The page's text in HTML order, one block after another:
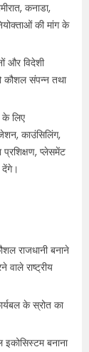
कनाडा,
की मांग के
और विदेशी
कौशल संपन्न तथा
के लिए
काउंसिलिंग,
प्रशिक्षण, प्लेसमेंट
राजधानी बनाने
राष्ट्रीय
के स्रोत का
इकोसिस्टम बनाना